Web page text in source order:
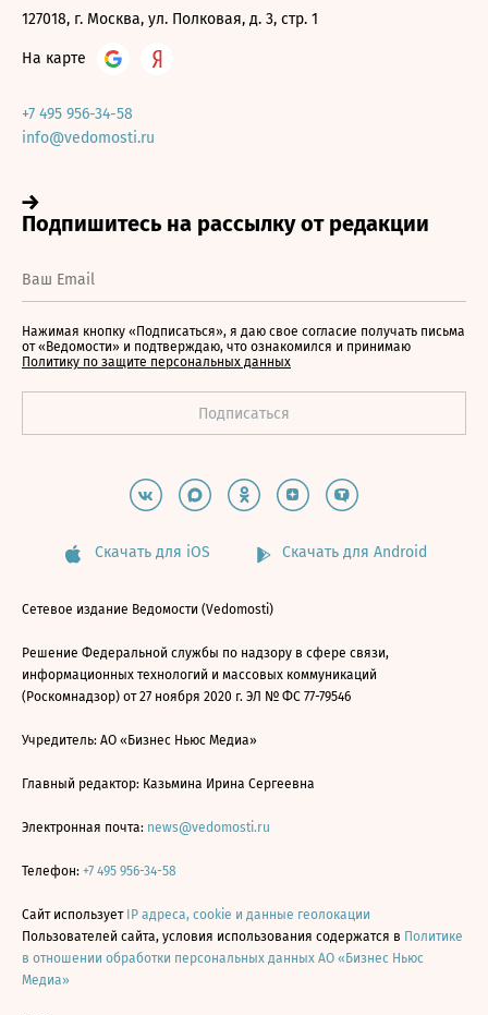
127018, г. Москва, ул. Полковая, д. 3, стр. 1
На карте
+7 495 956-34-58
info@vedomosti.ru
Нажимая кнопку «Подписаться», я даю свое согласие получать письма
от «Ведомости» и подтверждаю, что ознакомился и принимаю
Политику по защите персональных данных
Скачать для iOS Скачать для Android
Сетевое издание Ведомости (Vedomosti)
Решение Федеральной службы по надзору в сфере связи,
информационных технологий и массовых коммуникаций
(Роскомнадзор) от 27 ноября 2020 г. ЭЛ № ФС 77-79546
Учредитель: АО «Бизнес Ньюс Медиа»
Главный редактор: Казьмина Ирина Сергеевна
Электронная почта: news@vedomosti.ru
Телефон: +7 495 956-34-58
Сайт использует IP адреса, cookie и данные геолокации
Пользователей сайта, условия использования содержатся в Политике
в отношении обработки персональных данных АО «Бизнес Ньюс
Медиа»